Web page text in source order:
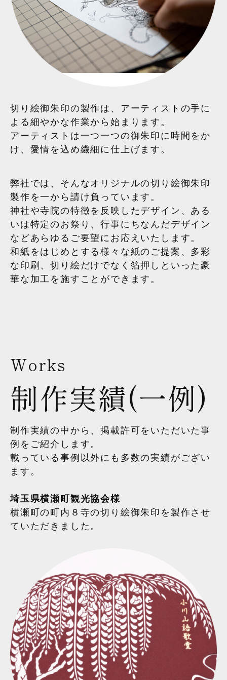
切り絵御朱印の製作は、アーティストの手に
よる細やかな作業から始まります。
アーティストは一つ一つの御朱印に時間をか
け、愛情を込め繊細に仕上げます。
弊社では、そんなオリジナルの切り絵御朱印
製作を一から請け負っています。
神社や寺院の特徴を反映したデザイン、ある
いは特定のお祭り、行事にちなんだデザイン
などあらゆるご要望にお応えいたします。
和紙をはじめとする様々な紙のご提案、多彩
な印刷、切り絵だけでなく箔押しといった豪
華な加工を施すことができます。
Works
制作実績(一例)
制作実績の中から、掲載許可をいただいた事
例をご紹介します。
載っている事例以外にも多数の実績がござい
ます。
埼玉県横瀬町観光協会様
横瀬町の町内８寺の切り絵御朱印を製作させ
ていただきました。